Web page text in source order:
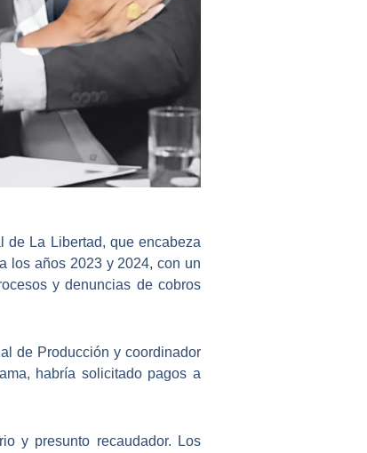
de La Libertad, que encabeza
los años 2023 y 2024, con un
y denuncias de cobros
de Producción y coordinador
habría solicitado pagos a
y presunto recaudador. Los